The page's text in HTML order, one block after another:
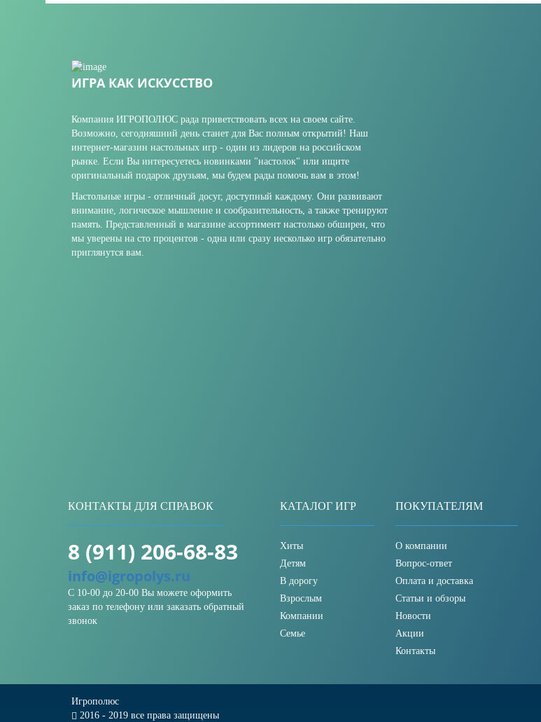
ИГРА КАК ИСКУССТВО
Компания ИГРОПОЛЮС рада приветствовать всех на своем сайте.
Возможно, сегодняшний день станет для Вас полным открытий! Наш
интернет-магазин настольных игр - один из лидеров на российском
рынке. Если Вы интересуетесь новинками "настолок" или ищите
оригинальный подарок друзьям, мы будем рады помочь вам в этом!
Настольные игры - отличный досуг, доступный каждому. Они развивают
внимание, логическое мышление и сообразительность, а также тренируют
память. Представленный в магазине ассортимент настолько обширен, что
мы уверены на сто процентов - одна или сразу несколько игр обязательно
приглянутся вам.
КОНТАКТЫ ДЛЯ СПРАВОК
8 (911) 206-68-83
info@igropolys.ru
С 10-00 до 20-00 Вы можете оформить
заказ по телефону или заказать обратный
звонок
КАТАЛОГ ИГР
Хиты
Детям
В дорогу
Взрослым
Компании
Семье
ПОКУПАТЕЛЯМ
О компании
Вопрос-ответ
Оплата и доставка
Статьи и обзоры
Новости
Акции
Контакты
Игрополюс
2016 - 2019 все права защищены